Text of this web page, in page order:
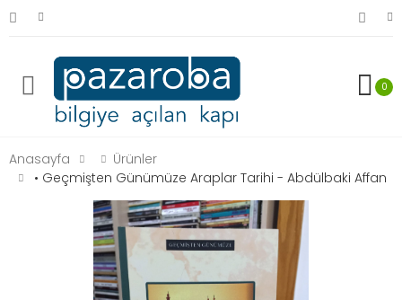
0
Anasayfa
Ürünler
• Geçmişten Günümüze Araplar Tarihi - Abdülbaki Affan